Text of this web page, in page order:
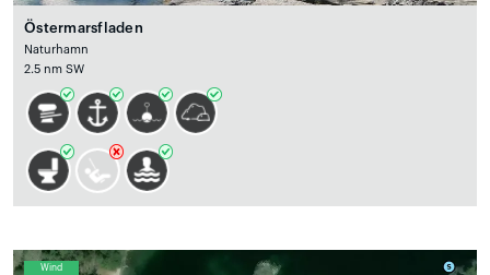
Östermarsfladen
Naturhamn
2.5 nm SW
Wind